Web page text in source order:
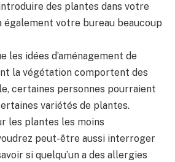
des plantes dans votre
également votre bureau beaucoup
les idées d’aménagement de
la végétation comportent des
certaines personnes pourraient
variétés de plantes.
les plantes les moins
peut-être aussi interroger
si quelqu’un a des allergies